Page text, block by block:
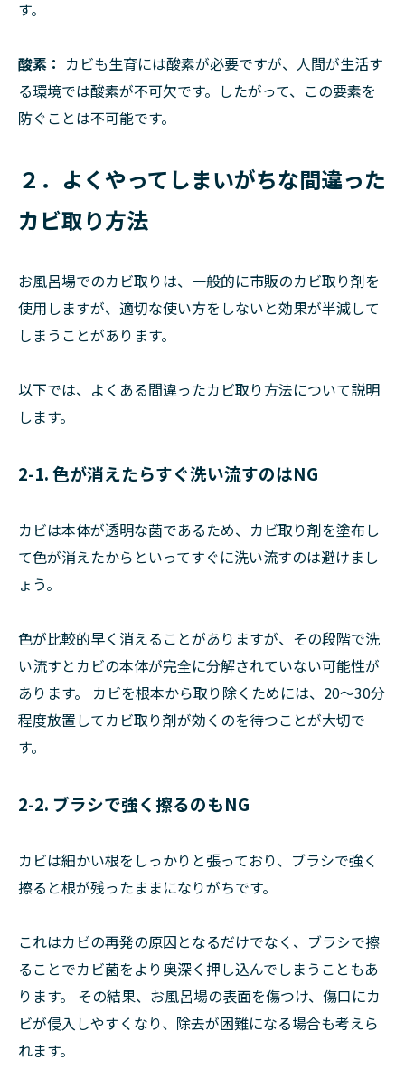
す。
酸素： カビも生育には酸素が必要ですが、人間が生活す
る環境では酸素が不可欠です。したがって、この要素を
防ぐことは不可能です。
２．よくやってしまいがちな間違った
カビ取り方法
お風呂場でのカビ取りは、一般的に市販のカビ取り剤を
使用しますが、適切な使い方をしないと効果が半減して
しまうことがあります。
以下では、よくある間違ったカビ取り方法について説明
します。
2-1. 色が消えたらすぐ洗い流すのはNG
カビは本体が透明な菌であるため、カビ取り剤を塗布し
て色が消えたからといってすぐに洗い流すのは避けまし
ょう。
色が比較的早く消えることがありますが、その段階で洗
い流すとカビの本体が完全に分解されていない可能性が
あります。 カビを根本から取り除くためには、20～30分
程度放置してカビ取り剤が効くのを待つことが大切で
す。
2-2. ブラシで強く擦るのもNG
カビは細かい根をしっかりと張っており、ブラシで強く
擦ると根が残ったままになりがちです。
これはカビの再発の原因となるだけでなく、ブラシで擦
ることでカビ菌をより奥深く押し込んでしまうこともあ
ります。 その結果、お風呂場の表面を傷つけ、傷口にカ
ビが侵入しやすくなり、除去が困難になる場合も考えら
れます。